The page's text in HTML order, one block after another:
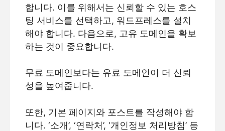
합니다. 이를 위해서는 신뢰할 수 있는 호스
팅 서비스를 선택하고, 워드프레스를 설치
해야 합니다. 다음으로, 고유 도메인을 확보
하는 것이 중요합니다.
무료 도메인보다는 유료 도메인이 더 신뢰
성을 높여줍니다.
또한, 기본 페이지와 포스트를 작성해야 합
니다. ‘소개’, ‘연락처’, ‘개인정보 처리방침’ 등